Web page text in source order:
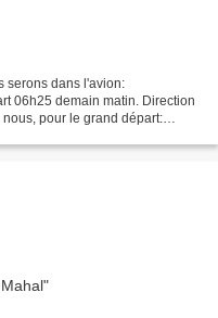
serons dans l'avion:
06h25 demain matin. Direction
nous, pour le grand départ: